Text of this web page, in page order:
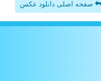
صفحه اصلی دانلود عکس